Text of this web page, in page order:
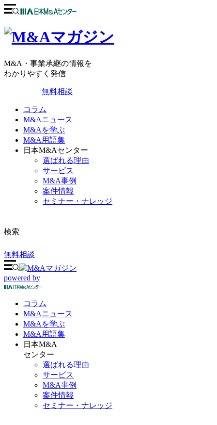
M&A・事業承継の情報を
わかりやすく発信
無料相談
コラム
M&Aニュース
M&Aを学ぶ
M&A用語集
日本M&Aセンター
選ばれる理由
サービス
M&A事例
案件情報
セミナー・ナレッジ
検索
無料相談
powered by
コラム
M&Aニュース
M&Aを学ぶ
M&A 用語集
日本M&A
センター
選ばれる理由
サービス
M&A事例
案件情報
セミナー・ナレッジ